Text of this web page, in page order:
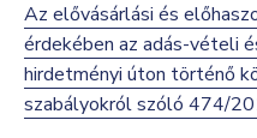
Az elővásárlási és
érdekében az adás-vételi
hirdetményi úton történő
szabályokról szóló 474/